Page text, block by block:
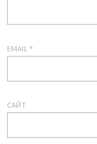
EMAIL *
САЙТ